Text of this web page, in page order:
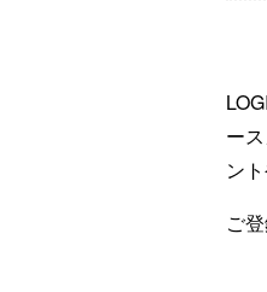
ー
ン
ご